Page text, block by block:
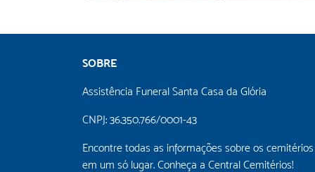
assim, entender as diferenças entre essas
consciente, alinhada às necessidades da
tipo […]
SOBRE
Assistência Funeral Santa Casa da Glória
CNPJ: 36.350.766/0001-43
Encontre todas as informações sobre os cemitérios
em um só lugar. Conheça a Central Cemitérios!